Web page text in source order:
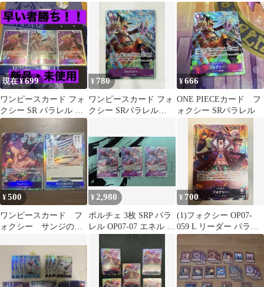
SR2枚3枚セットまとめ
買い歓迎
美品
現在 ¥699
ワンピースカード フォ
クシー SR パラレル エ
ッグヘッドクライシス
紫 デッキ
¥ 780
ワンピースカード フォ
クシー SRパラレル
¥666
ONE PIECEカード フ
ォクシー SRパラレル
¥500
ワンピースカード フ
ォクシー サンジのピ
¥ 2,980
ポルチェ 3枚 SRP パラ
レル OP07-07 エネル フ
¥ 700
(1)フォクシー OP07-
059 L リーダー パラレ
ル カード